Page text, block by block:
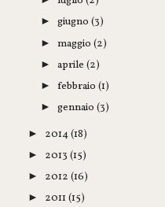
►giugno(3)
►maggio(2)
►aprile(2)
►febbraio(1)
►gennaio(3)
► 2014(18)
► 2013 (15)
► 2012 (16)
► 2011 (15)